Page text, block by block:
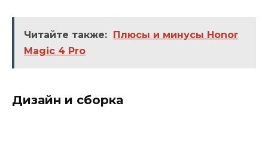
Читайте также:
Плюсы и минусы Honor
Magic 4 Pro
Дизайн и сборка